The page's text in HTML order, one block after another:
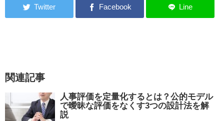
関連記事
人事評価を定量化するとは？公的モデル
で曖昧な評価をなくす3つの設計法を解
説